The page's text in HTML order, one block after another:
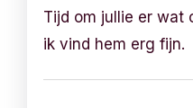
Tijd om jullie er wat
ik vind hem erg fijn.